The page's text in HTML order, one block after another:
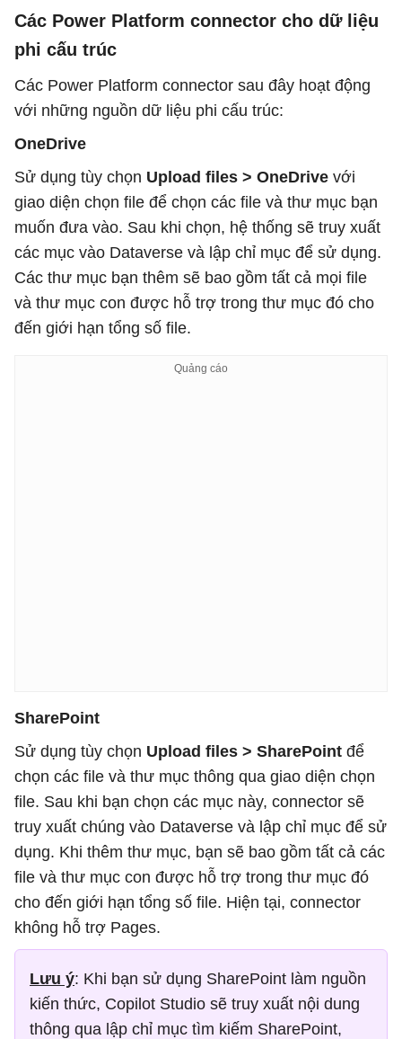
Các Power Platform connector cho dữ liệu
phi cấu trúc
Các Power Platform connector sau đây hoạt động
với những nguồn dữ liệu phi cấu trúc:
OneDrive
Sử dụng tùy chọn Upload files > OneDrive với
giao diện chọn file để chọn các file và thư mục bạn
muốn đưa vào. Sau khi chọn, hệ thống sẽ truy xuất
các mục vào Dataverse và lập chỉ mục để sử dụng.
Các thư mục bạn thêm sẽ bao gồm tất cả mọi file
và thư mục con được hỗ trợ trong thư mục đó cho
đến giới hạn tổng số file.
SharePoint
Sử dụng tùy chọn Upload files > SharePoint để
chọn các file và thư mục thông qua giao diện chọn
file. Sau khi bạn chọn các mục này, connector sẽ
truy xuất chúng vào Dataverse và lập chỉ mục để sử
dụng. Khi thêm thư mục, bạn sẽ bao gồm tất cả các
file và thư mục con được hỗ trợ trong thư mục đó
cho đến giới hạn tổng số file. Hiện tại, connector
không hỗ trợ Pages.
Lưu ý: Khi bạn sử dụng SharePoint làm nguồn
kiến ​​thức, Copilot Studio sẽ truy xuất nội dung
thông qua lập chỉ mục tìm kiếm SharePoint,